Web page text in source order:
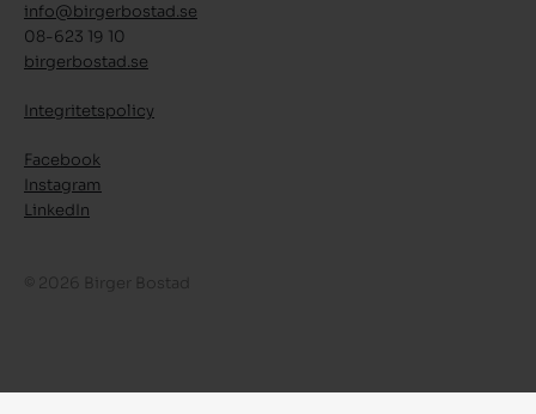
info@birgerbostad.se
08-623 19 10
birgerbostad.se
Integritetspolicy
Facebook
Instagram
LinkedIn
© 2026 Birger Bostad